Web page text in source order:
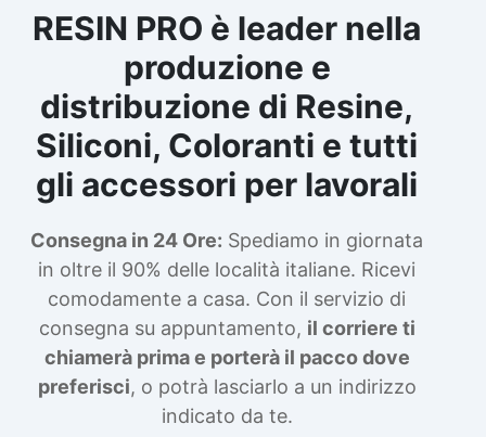
RESIN PRO è leader nella
produzione e
distribuzione di Resine,
Siliconi, Coloranti e tutti
gli accessori per lavorali
Consegna in 24 Ore: Spediamo in giornata
in oltre il 90% delle località italiane. Ricevi
comodamente a casa. Con il servizio di
consegna su appuntamento, il corriere ti
chiamerà prima e porterà il pacco dove
preferisci, o potrà lasciarlo a un indirizzo
indicato da te.